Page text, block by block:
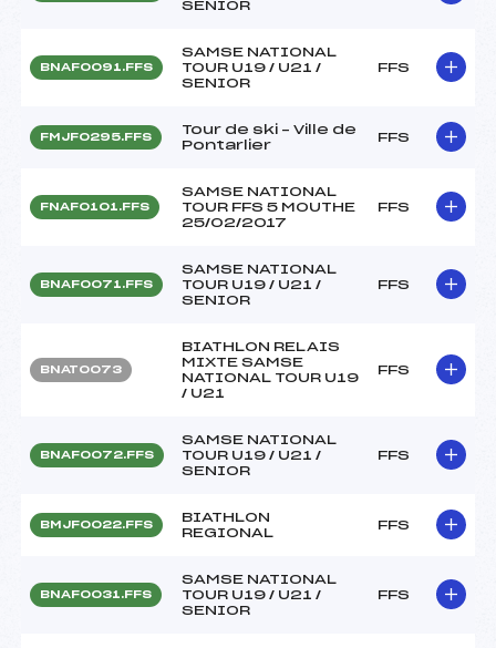
SENIOR
BNAF0091.FFS
SAMSE NATIONAL
TOUR U19 / U21 /
SENIOR
FFS
FMJF0295.FFS
Tour de ski – Ville de
Pontarlier
FFS
FNAF0101.FFS
SAMSE NATIONAL
TOUR FFS 5 MOUTHE
25/02/2017
FFS
BNAF0071.FFS
SAMSE NATIONAL
TOUR U19 / U21 /
SENIOR
FFS
BNAT0073
BIATHLON RELAIS
MIXTE SAMSE
NATIONAL TOUR U19
/ U21
FFS
BNAF0072.FFS
SAMSE NATIONAL
TOUR U19 / U21 /
SENIOR
FFS
BMJF0022.FFS
BIATHLON
REGIONAL
FFS
BNAF0031.FFS
SAMSE NATIONAL
TOUR U19 / U21 /
SENIOR
FFS